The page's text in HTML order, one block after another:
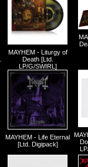
MAYHEM - Liturgy of
Death [Ltd.
LP/G/SWIRL]
MAYHEM - Life Eternal
[Ltd. Digipack]